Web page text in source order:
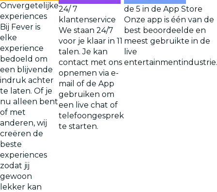
Onvergetelijke
experiences
Bij Fever is
elke
experience
bedoeld om
een blijvende
indruk achter
te laten. Of je
nu alleen bent
of met
anderen, wij
creëren de
beste
experiences
zodat jij
gewoon
lekker kan
24/ 7
klantenservice
We staan 24/7
voor je klaar in 11
talen. Je kan
contact met ons
opnemen via e-
mail of de App
gebruiken om
een live chat of
telefoongesprek
te starten.
de 5 in de App Store
Onze app is één van de
best beoordeelde en
meest gebruikte in de
live
entertainmentindustrie.